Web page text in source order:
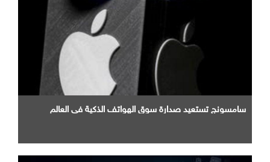
سامسونج تستعيد صدارة سوق الهواتف الذكية في العالم